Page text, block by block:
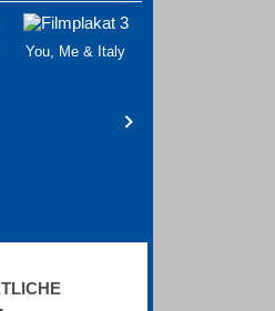
You, Me & Italy